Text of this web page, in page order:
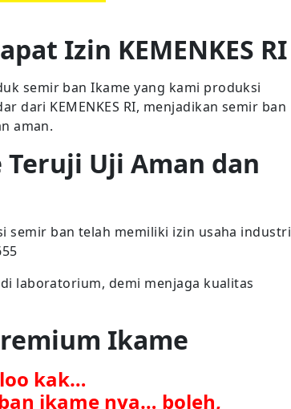
Izin KEMENKES RI
semir ban Ikame yang kami produksi
dari KEMENKES RI, menjadikan semir ban
aman.
Uji Aman dan
semir ban telah memiliki izin usaha industri
laboratorium, demi menjaga kualitas
Ikame
kak…
ikame nya… boleh,